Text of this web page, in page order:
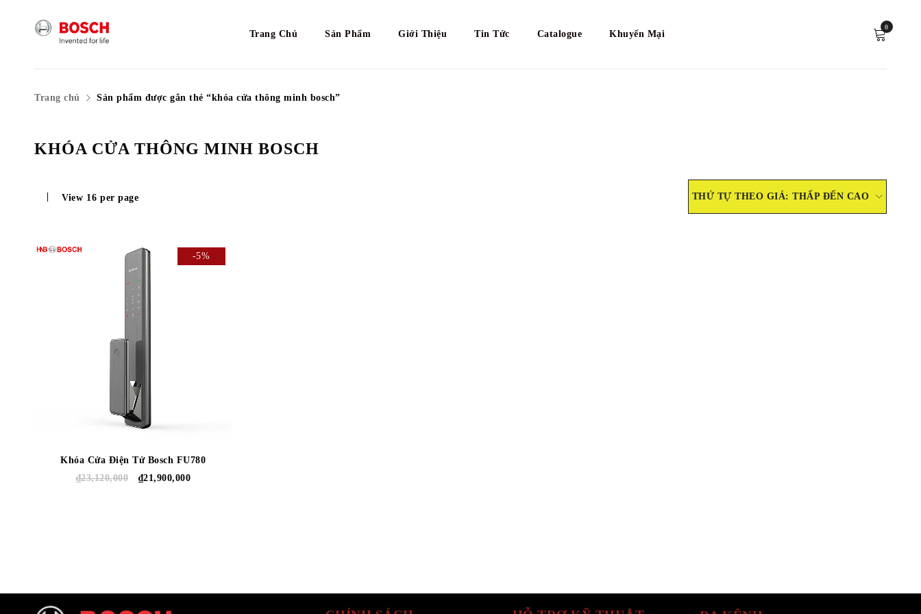
Trang Chủ Sản Phẩm Giới Thiệu Tin Tức Catalogue Khuyến Mại
0
Trang chủ Sản phẩm được gắn thẻ “khóa cửa thông minh bosch”
KHÓA CỬA THÔNG MINH BOSCH
THỨ TỰ THEO GIÁ: THẤP ĐẾN CAO
View 16 per page
-5%
Khóa Cửa Điện Tử Bosch FU780
₫23,120,000 ₫21,900,000